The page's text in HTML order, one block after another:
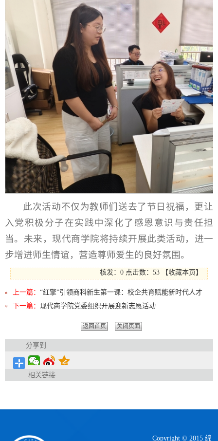
此次活动不仅为教师们送去了节日祝福，更让
入党积极分子在实践中深化了感恩意识与责任担
当。未来，现代商学院将持续开展此类活动，进一
步增进师生情谊，营造尊师爱生的良好氛围。
核发：0 点击数：53 【收藏本页 】
上一篇： “红擎”引领商科新生第一课：校企共育赋能新时代人才
下一篇： 现代商学院党委组织开展迎新志愿活动
返回首页 关闭页面
分享到
相关链接
Copyright © 2015 绵